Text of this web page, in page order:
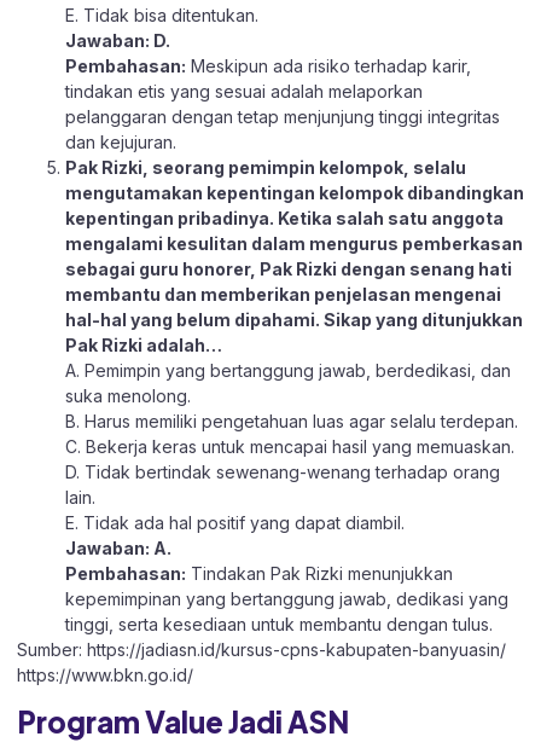
E. Tidak bisa ditentukan.
Jawaban: D.
Pembahasan: Meskipun ada risiko terhadap karir,
tindakan etis yang sesuai adalah melaporkan
pelanggaran dengan tetap menjunjung tinggi integritas
dan kejujuran.
Pak Rizki, seorang pemimpin kelompok, selalu
mengutamakan kepentingan kelompok dibandingkan
kepentingan pribadinya. Ketika salah satu anggota
mengalami kesulitan dalam mengurus pemberkasan
sebagai guru honorer, Pak Rizki dengan senang hati
membantu dan memberikan penjelasan mengenai
hal-hal yang belum dipahami. Sikap yang ditunjukkan
Pak Rizki adalah…
A. Pemimpin yang bertanggung jawab, berdedikasi, dan
suka menolong.
B. Harus memiliki pengetahuan luas agar selalu terdepan.
C. Bekerja keras untuk mencapai hasil yang memuaskan.
D. Tidak bertindak sewenang-wenang terhadap orang
lain.
E. Tidak ada hal positif yang dapat diambil.
Jawaban: A.
Pembahasan: Tindakan Pak Rizki menunjukkan
kepemimpinan yang bertanggung jawab, dedikasi yang
tinggi, serta kesediaan untuk membantu dengan tulus.
Sumber: https://jadiasn.id/kursus-cpns-kabupaten-banyuasin/
https://www.bkn.go.id/
Program Value Jadi ASN